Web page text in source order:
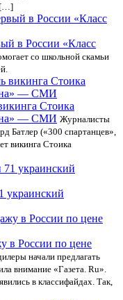
[…]
в России «Класс
со школьной скамьи
Стоика
— СМИ Журналисты
Батлер («300 спартанцев»,
викинга Стоика
украинский
в России по цене
начали предлагать
внимание «Газета. Ru».
в классифайдах. Так,